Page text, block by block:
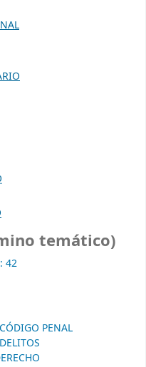
temático)
42
CÓDIGO PENAL
DELITOS